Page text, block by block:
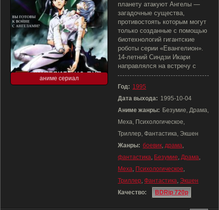
аниме сериал
планету атакуют Ангелы —
загадочные существа,
противостоять которым могут
только созданные с помощью
биотехнологий гигантские
роботы серии «Евангелион».
14-летний Синдзи Икари
направлялся на встречу с
Год: 1995
Дата выхода: 1995-10-04
Аниме жанры: Безумие, Драма,
Меха, Психологическое,
Триллер, Фантастика, Экшен
Жанры: боевик, драма,
фантастика, Безумие, Драма,
Меха, Психологическое,
Триллер, Фантастика, Экшен
Качество:
BDRip 720p